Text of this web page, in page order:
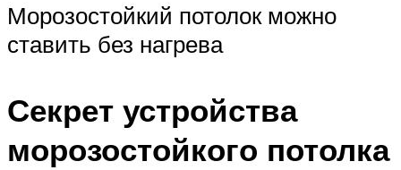
Морозостойкий потолок можно
ставить без нагрева
Секрет устройства
морозостойкого потолка